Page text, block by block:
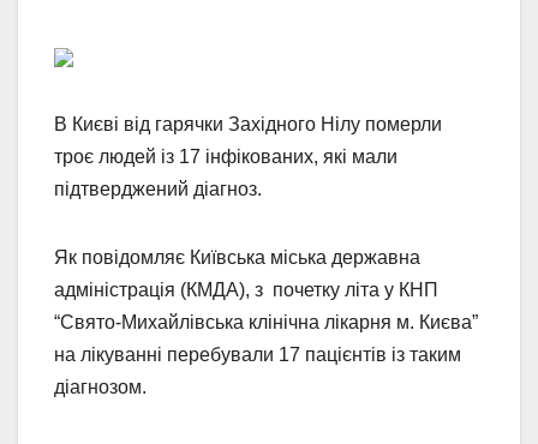
В Києві від гарячки Західного Нілу померли
троє людей із 17 інфікованих, які мали
підтверджений діагноз.
Як повідомляє Київська міська державна
адміністрація (КМДА), з почетку літа у КНП
“Свято-Михайлівська клінічна лікарня м. Києва”
на лікуванні перебували 17 пацієнтів із таким
діагнозом.